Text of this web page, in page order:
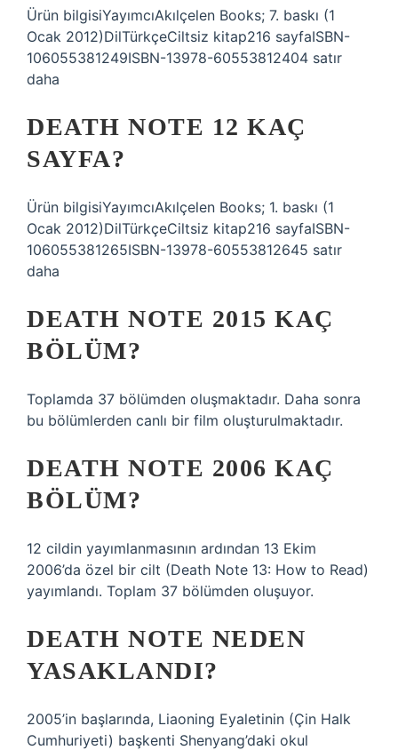
Ürün bilgisiYayımcıAkılçelen Books; 7. baskı (1
Ocak 2012)DilTürkçeCiltsiz kitap216 sayfaISBN-
10‎6055381249ISBN-13‎978-60553812404 satır
daha
DEATH NOTE 12 KAÇ
SAYFA?
Ürün bilgisiYayımcıAkılçelen Books; 1. baskı (1
Ocak 2012)DilTürkçeCiltsiz kitap216 sayfaISBN-
106055381265ISBN-13978-60553812645 satır
daha
DEATH NOTE 2015 KAÇ
BÖLÜM?
Toplamda 37 bölümden oluşmaktadır. Daha sonra
bu bölümlerden canlı bir film oluşturulmaktadır.
DEATH NOTE 2006 KAÇ
BÖLÜM?
12 cildin yayımlanmasının ardından 13 Ekim
2006’da özel bir cilt (Death Note 13: How to Read)
yayımlandı. Toplam 37 bölümden oluşuyor.
DEATH NOTE NEDEN
YASAKLANDI?
2005’in başlarında, Liaoning Eyaletinin (Çin Halk
Cumhuriyeti) başkenti Shenyang’daki okul